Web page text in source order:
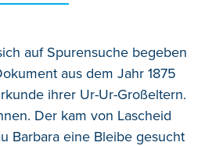
auf Spurensuche begeben
aus dem Jahr 1875
ihrer Ur-Ur-Großeltern.
Der kam von Lascheid
Barbara eine Bleibe gesucht